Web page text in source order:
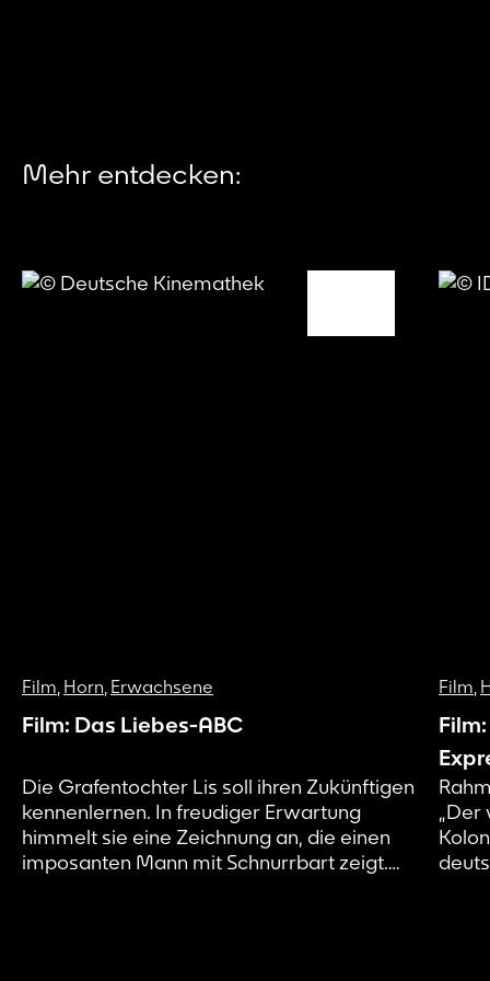
Mehr entdecken:
Film Horn Erwachsene
Film: Das Liebes-ABC
Die Grafentochter Lis soll ihren Zukünftigen
kennenlernen. In freudiger Erwartung
himmelt sie eine Zeichnung an, die einen
imposanten Mann mit Schnurrbart zeigt.
Film
„Der